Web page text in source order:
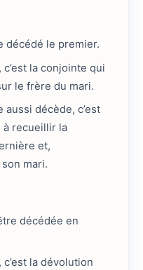
décédé le premier.
la conjointe qui
le frère du mari.
aussi décède, c’est
à recueillir la
et,
mari.
décédée en
la dévolution